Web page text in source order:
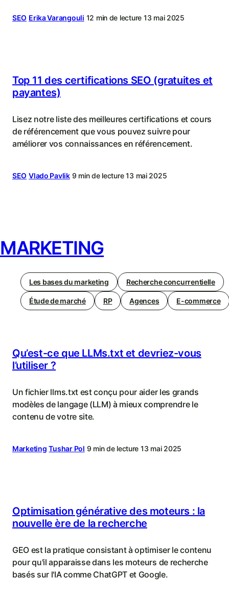
SEO Erika Varangouli 12 min de lecture 13 mai 2025
Top 11 des certifications SEO (gratuites et
payantes)
Lisez notre liste des meilleures certifications et cours
de référencement que vous pouvez suivre pour
améliorer vos connaissances en référencement.
SEO Vlado Pavlik 9 min de lecture 13 mai 2025
MARKETING
Les bases du marketing Recherche concurrentielle
Étude de marché RP Agences E-commerce
Qu’est-ce que LLMs.txt et devriez-vous
l’utiliser ?
Un fichier llms.txt est conçu pour aider les grands
modèles de langage (LLM) à mieux comprendre le
contenu de votre site.
Marketing Tushar Pol 9 min de lecture 13 mai 2025
Optimisation générative des moteurs : la
nouvelle ère de la recherche
GEO est la pratique consistant à optimiser le contenu
pour qu'il apparaisse dans les moteurs de recherche
basés sur l'IA comme ChatGPT et Google.